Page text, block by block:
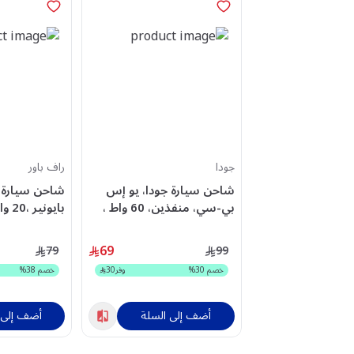
جودا
شاحن سيارة جودا، يو إس
بي-سي، منفذين، 60 واط ،
أسود - CC004ABUN1
69 99
خصم30
% وفر30
أضف إلى السلة
راف باور
79
خصم38
%
أضف